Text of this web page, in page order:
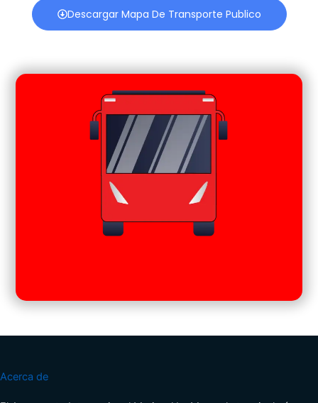
Descargar Mapa De Transporte Publico
Acerca de